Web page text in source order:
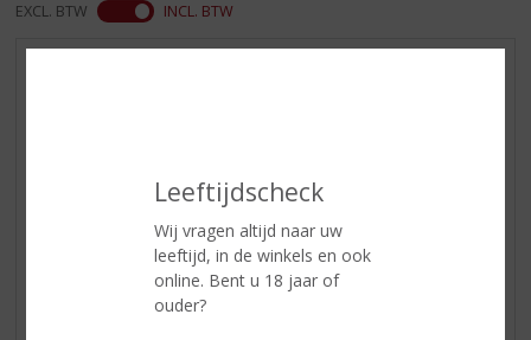
Leeftijdscheck
Wij vragen altijd naar uw
leeftijd, in de winkels en ook
online. Bent u 18 jaar of
ouder?
EXCL. BTW INCL. BTW
RUM VAN DE MAAND
BIER VAN DE MAAND
SPIRIT VAN DE MAAND
EXCLUSIEF TOPSLIJTER